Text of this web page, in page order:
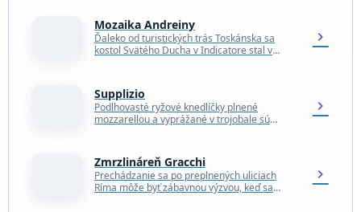
Mozaika Andreiny
Ďaleko od turistických trás Toskánska sa
kostol Svätého Ducha v Indicatore stal v
chevron_right
Supplizio
Podlhovasté ryžové knedlíčky plnené
mozzarellou a vyprážané v trojobale sú
svete.…
chevron_right
Zmrzlináreň Gracchi
Prechádzanie sa po preplnených uliciach
Ríma môže byť zábavnou výzvou, keď sa
chevron_right